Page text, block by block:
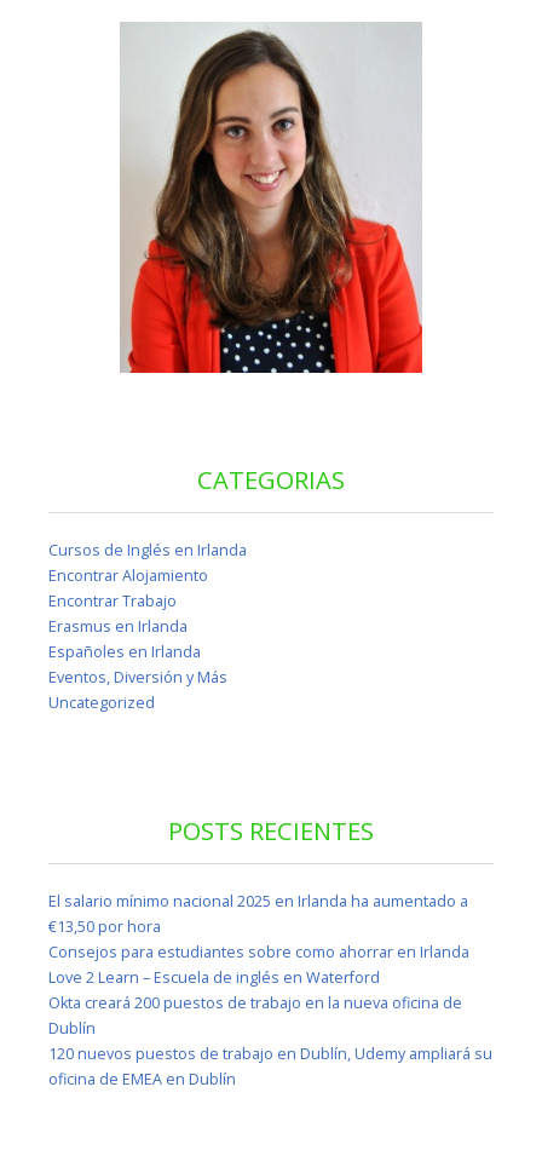
CATEGORIAS
Cursos de Inglés en Irlanda
Encontrar Alojamiento
Encontrar Trabajo
Erasmus en Irlanda
Españoles en Irlanda
Eventos, Diversión y Más
Uncategorized
POSTS RECIENTES
El salario mínimo nacional 2025 en Irlanda ha aumentado a
€13,50 por hora
Consejos para estudiantes sobre como ahorrar en Irlanda
Love 2 Learn – Escuela de inglés en Waterford
Okta creará 200 puestos de trabajo en la nueva oficina de
Dublín
120 nuevos puestos de trabajo en Dublín, Udemy ampliará su
oficina de EMEA en Dublín